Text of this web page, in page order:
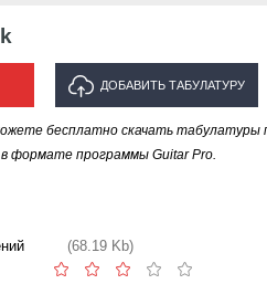
ДОБАВИТЬ ТАБУЛАТУРУ
ИСПОЛНИТЕЛЯ "HENRY
бесплатно скачать табулатуры
формате программы Guitar Pro.
(68.19 Kb)